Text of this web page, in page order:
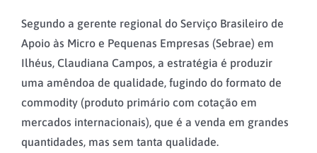
Segundo a gerente regional do Serviço Brasileiro de
Apoio às Micro e Pequenas Empresas (Sebrae) em
Ilhéus, Claudiana Campos, a estratégia é produzir
uma amêndoa de qualidade, fugindo do formato de
commodity (produto primário com cotação em
mercados internacionais), que é a venda em grandes
quantidades, mas sem tanta qualidade.